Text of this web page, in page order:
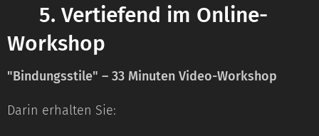
5. Vertiefend im Online-
Workshop
"Bindungsstile" – 33 Minuten Video-Workshop
Darin erhalten Sie: